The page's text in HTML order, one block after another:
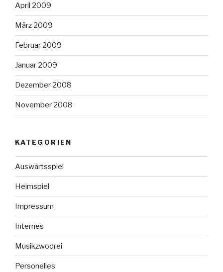
April 2009
März 2009
Februar 2009
Januar 2009
Dezember 2008
November 2008
KATEGORIEN
Auswärtsspiel
Heimspiel
Impressum
Internes
Musikzwodrei
Personelles